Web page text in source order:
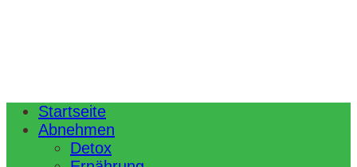
Startseite
Abnehmen
Detox